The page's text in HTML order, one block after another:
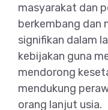
masyarakat dan
berkembang dan
signifikan dalam
kebijakan guna
mendorong
mendukung
orang lanjut usia.